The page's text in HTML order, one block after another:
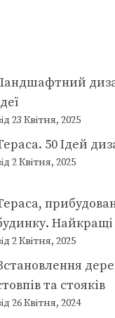
23 Квітня, 2025
50 Ідей
2 Квітня, 2025
Найкращі
2 Квітня, 2025
та стояків
26 Квітня, 2024